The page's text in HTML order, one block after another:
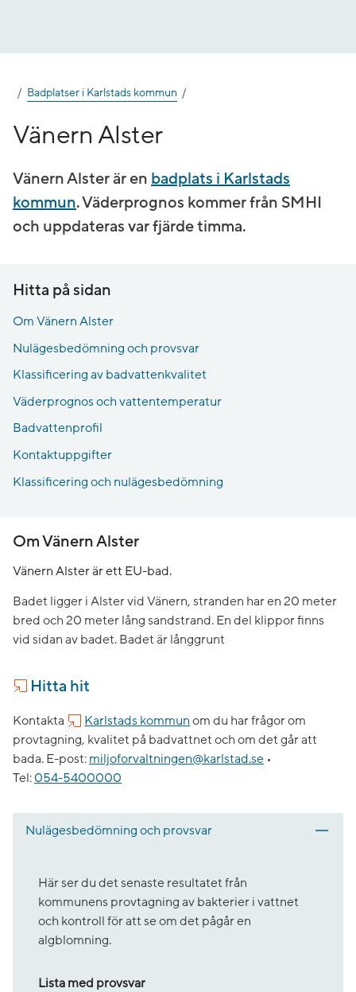
Badplatser i Karlstads kommun
Vänern Alster
Vänern Alster är en badplats i Karlstads
kommun. Väderprognos kommer från SMHI
och uppdateras var fjärde timma.
Hitta på sidan
Om Vänern Alster
Nulägesbedömning och provsvar
Klassificering av badvattenkvalitet
Väderprognos och vattentemperatur
Badvattenprofil
Kontaktuppgifter
Klassificering och nulägesbedömning
Om Vänern Alster
Vänern Alster är ett EU-bad.
Badet ligger i Alster vid Vänern, stranden har en 20 meter
bred och 20 meter lång sandstrand. En del klippor finns
vid sidan av badet. Badet är långgrunt
Hitta hit
Kontakta Karlstads kommun om du har frågor om
provtagning, kvalitet på badvattnet och om det går att
bada. E-post: miljoforvaltningen@karlstad.se •
Tel: 054-5400000
Nulägesbedömning och provsvar
Här ser du det senaste resultatet från
kommunens provtagning av bakterier i vattnet
och kontroll för att se om det pågår en
algblomning.
Lista med provsvar